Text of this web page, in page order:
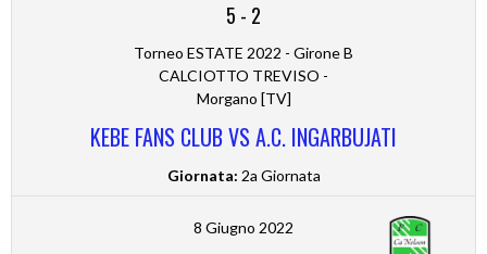
5 - 2
Torneo ESTATE 2022 - Girone B
CALCIOTTO TREVISO -
Morgano [TV]
KEBE FANS CLUB VS A.C. INGARBUJATI
Giornata: 2a Giornata
8 Giugno 2022